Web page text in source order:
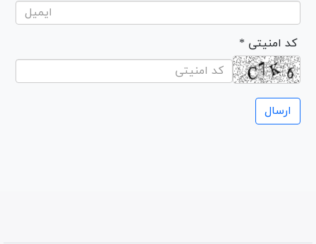
* کد امنیتی